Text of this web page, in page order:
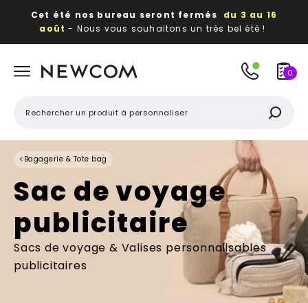
Cet été nos bureau seront fermés du 3 au 16
août - Nous vous souhaitons un très bel été !
publicitaires
0
< Bagagerie & Tote bag
Sac de voyage
publicitaire
Sacs de voyage & Valises personnalisables
publicitaires